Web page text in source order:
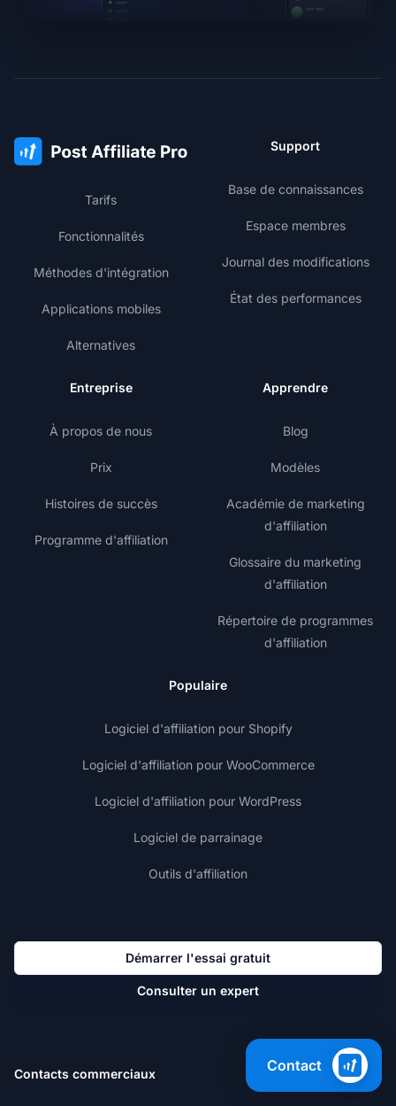
Tarifs
Fonctionnalités
Méthodes d'intégration
Applications mobiles
Alternatives
Support
Base de connaissances
Espace membres
Journal des modifications
État des performances
Entreprise
À propos de nous
Prix
Histoires de succès
Programme d'affiliation
Apprendre
Blog
Modèles
Académie de marketing
d'affiliation
Glossaire du marketing
d'affiliation
Répertoire de programmes
d'affiliation
Populaire
Logiciel d'affiliation pour Shopify
Logiciel d'affiliation pour WooCommerce
Logiciel d'affiliation pour WordPress
Logiciel de parrainage
Outils d'affiliation
Démarrer l'essai gratuit
Consulter un expert
Contacts commerciaux Contact